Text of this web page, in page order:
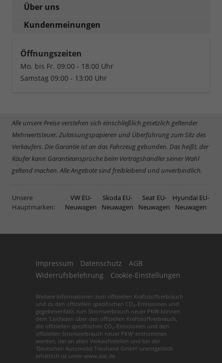
Über uns
Kundenmeinungen
Öffnungszeiten
Mo. bis Fr. 09:00 - 18:00 Uhr
Samstag 09:00 - 13:00 Uhr
Alle unsere Preise verstehen sich einschließlich gesetzlich geltender
Mehrwertsteuer, Zulassungspapieren und Überführung zum Sitz des
Verkäufers. Die Garantie ist an das Fahrzeug gebunden. Das heißt, der
Käufer kann Garantieansprüche beim Vertragshändler seiner Wahl
geltend machen. Alle Angebote sind freibleibend und unverbindlich.
Unsere
Hauptmarken:
VW EU-
Neuwagen
Skoda EU-
Neuwagen
Seat EU-
Neuwagen
Hyundai EU-
Neuwagen
Impressum Datenschutz
AGB
Widerrufsbelehrung
Cookie-Einstellungen
Weitere Informationen zum offiziellen Kraftstoffverbrauch
und zu den offiziellen spezifischen CO2 -Emissionen und
gegebenenfalls zum Stromverbrauch neuer PKW können
dem 'Leitfaden über den offiziellen Kraftstoffverbrauch,
die offiziellen spezifischen CO2 -Emissionen und den
offiziellen Stromverbrauch neuer PKW' entnommen
werden, der an allen Verkaufsstellen und bei der
'Deutschen Automobil Treuhand GmbH' unentgeltlich
erhältlich ist unter www.dat.de.